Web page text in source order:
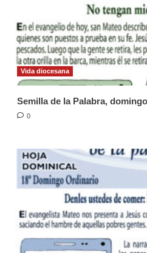
Vida diocesana
Semilla de la Palabra,
0